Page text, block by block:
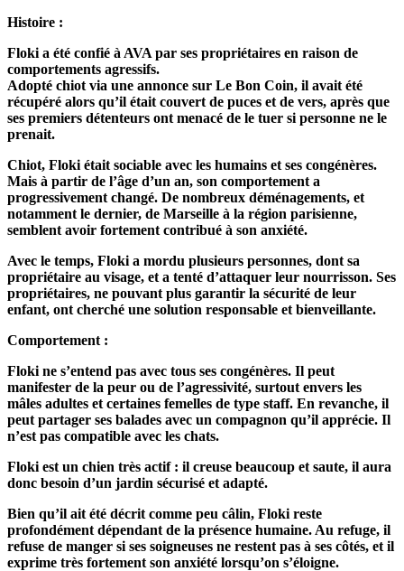
Histoire :
Floki a été confié à AVA par ses propriétaires en raison de
comportements agressifs.
Adopté chiot via une annonce sur Le Bon Coin, il avait été
récupéré alors qu’il était couvert de puces et de vers, après que
ses premiers détenteurs ont menacé de le tuer si personne ne le
prenait.
Chiot, Floki était sociable avec les humains et ses congénères.
Mais à partir de l’âge d’un an, son comportement a
progressivement changé. De nombreux déménagements, et
notamment le dernier, de Marseille à la région parisienne,
semblent avoir fortement contribué à son anxiété.
Avec le temps, Floki a mordu plusieurs personnes, dont sa
propriétaire au visage, et a tenté d’attaquer leur nourrisson. Ses
propriétaires, ne pouvant plus garantir la sécurité de leur
enfant, ont cherché une solution responsable et bienveillante.
Comportement :
Floki ne s’entend pas avec tous ses congénères. Il peut
manifester de la peur ou de l’agressivité, surtout envers les
mâles adultes et certaines femelles de type staff. En revanche, il
peut partager ses balades avec un compagnon qu’il apprécie. Il
n’est pas compatible avec les chats.
Floki est un chien très actif : il creuse beaucoup et saute, il aura
donc besoin d’un jardin sécurisé et adapté.
Bien qu’il ait été décrit comme peu câlin, Floki reste
profondément dépendant de la présence humaine. Au refuge, il
refuse de manger si ses soigneuses ne restent pas à ses côtés, et il
exprime très fortement son anxiété lorsqu’on s’éloigne.